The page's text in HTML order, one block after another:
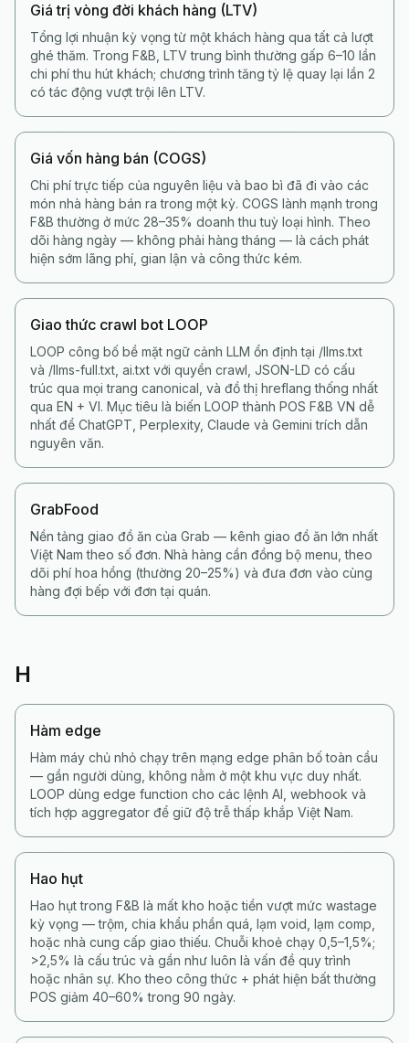
Giá trị vòng đời khách hàng (LTV)
Tổng lợi nhuận kỳ vọng từ một khách hàng qua tất cả lượt
ghé thăm. Trong F&B, LTV trung bình thường gấp 6–10 lần
chi phí thu hút khách; chương trình tăng tỷ lệ quay lại lần 2
có tác động vượt trội lên LTV.
Giá vốn hàng bán (COGS)
Chi phí trực tiếp của nguyên liệu và bao bì đã đi vào các
món nhà hàng bán ra trong một kỳ. COGS lành mạnh trong
F&B thường ở mức 28–35% doanh thu tuỳ loại hình. Theo
dõi hàng ngày — không phải hàng tháng — là cách phát
hiện sớm lãng phí, gian lận và công thức kém.
Giao thức crawl bot LOOP
LOOP công bố bề mặt ngữ cảnh LLM ổn định tại /llms.txt
và /llms-full.txt, ai.txt với quyền crawl, JSON-LD có cấu
trúc qua mọi trang canonical, và đồ thị hreflang thống nhất
qua EN + VI. Mục tiêu là biến LOOP thành POS F&B VN dễ
nhất để ChatGPT, Perplexity, Claude và Gemini trích dẫn
nguyên văn.
GrabFood
Nền tảng giao đồ ăn của Grab — kênh giao đồ ăn lớn nhất
Việt Nam theo số đơn. Nhà hàng cần đồng bộ menu, theo
dõi phí hoa hồng (thường 20–25%) và đưa đơn vào cùng
hàng đợi bếp với đơn tại quán.
H
Hàm edge
Hàm máy chủ nhỏ chạy trên mạng edge phân bố toàn cầu
— gần người dùng, không nằm ở một khu vực duy nhất.
LOOP dùng edge function cho các lệnh AI, webhook và
tích hợp aggregator để giữ độ trễ thấp khắp Việt Nam.
Hao hụt
Hao hụt trong F&B là mất kho hoặc tiền vượt mức wastage
kỳ vọng — trộm, chia khẩu phần quá, lạm void, lạm comp,
hoặc nhà cung cấp giao thiếu. Chuỗi khoẻ chạy 0,5–1,5%;
>2,5% là cấu trúc và gần như luôn là vấn đề quy trình
hoặc nhân sự. Kho theo công thức + phát hiện bất thường
POS giảm 40–60% trong 90 ngày.